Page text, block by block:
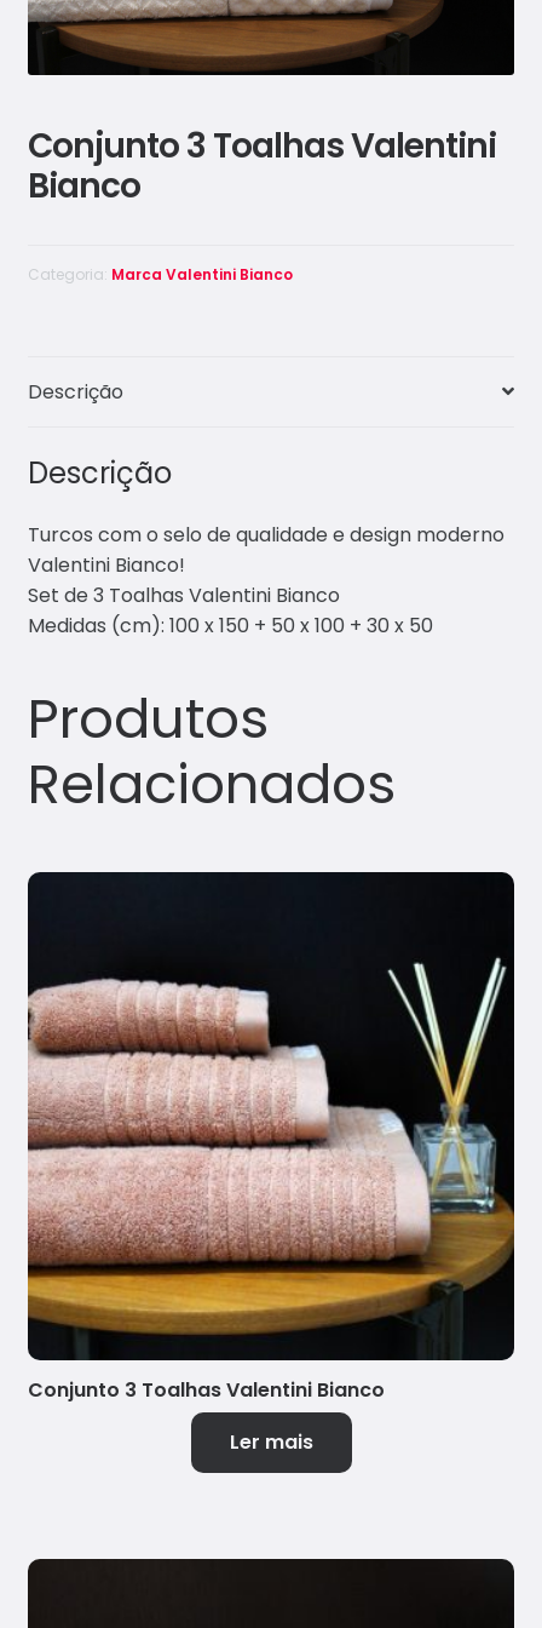
Conjunto 3 Toalhas Valentini
Bianco
Categoria: Marca Valentini Bianco
Descrição
Descrição
Turcos com o selo de qualidade e design moderno
Valentini Bianco!
Set de 3 Toalhas Valentini Bianco
Medidas (cm): 100 x 150 + 50 x 100 + 30 x 50
Produtos
Relacionados
Conjunto 3 Toalhas Valentini Bianco
Ler mais